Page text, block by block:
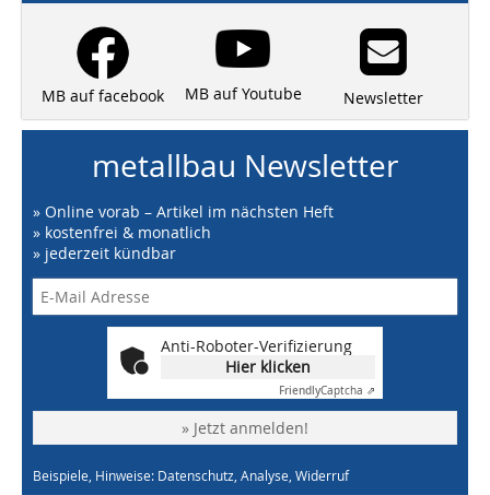
MB auf facebook MB auf Youtube Newsletter
metallbau Newsletter
» Online vorab – Artikel im nächsten Heft
» kostenfrei & monatlich
» jederzeit kündbar
Anti-Roboter-Verifizierung
Hier klicken
FriendlyCaptcha ⇗
» Jetzt anmelden!
Beispiele, Hinweise: Datenschutz, Analyse, Widerruf